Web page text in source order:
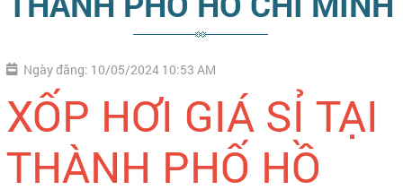
Ngày đăng: 10/05/2024 10:53 AM
XỐP HƠI GIÁ SỈ TẠI
THÀNH PHỐ HỒ